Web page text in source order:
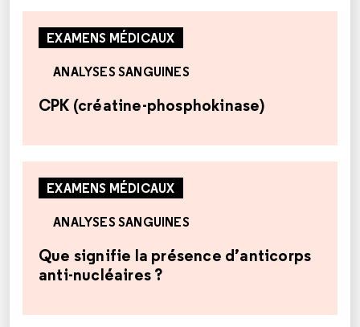
EXAMENS MÉDICAUX
ANALYSES SANGUINES
CPK (créatine-phosphokinase)
EXAMENS MÉDICAUX
ANALYSES SANGUINES
Que signifie la présence d’anticorps
anti-nucléaires ?